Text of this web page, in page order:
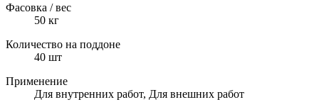
Фасовка / вес
50 кг
Количество на поддоне
40 шт
Применение
Для внутренних работ, Для внешних работ